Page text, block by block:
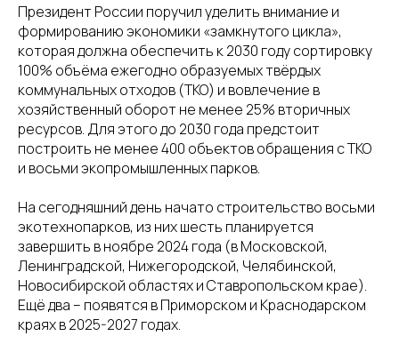
Президент России поручил уделить внимание и
формированию экономики «замкнутого цикла»,
которая должна обеспечить к 2030 году сортировку
100% объёма ежегодно образуемых твёрдых
коммунальных отходов (ТКО) и вовлечение в
хозяйственный оборот не менее 25% вторичных
ресурсов. Для этого до 2030 года предстоит
построить не менее 400 объектов обращения с ТКО
и восьми экопромышленных парков.
На сегодняшний день начато строительство восьми
экотехнопарков, из них шесть планируется
завершить в ноябре 2024 года (в Московской,
Ленинградской, Нижегородской, Челябинской,
Новосибирской областях и Ставропольском крае).
Ещё два – появятся в Приморском и Краснодарском
краях в 2025-2027 годах.